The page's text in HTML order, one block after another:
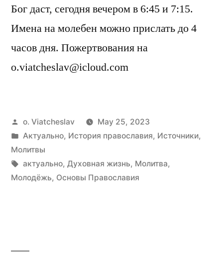
Бог даст, сегодня вечером в 6:45 и 7:15.
Имена на молебен можно прислать до 4
часов дня. Пожертвования на
o.viatcheslav@icloud.com
Posted
by
o. Viatcheslav
May 25, 2023
Posted
in
Актуально, История православия, Источники,
Молитвы
Tags:
актуально, Духовная жизнь, Молитва,
Молодёжь, Основы Православия